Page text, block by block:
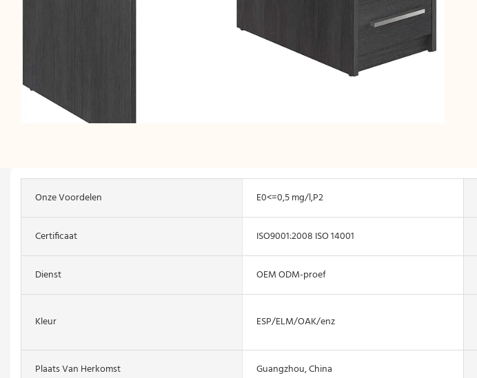
Onze Voordelen E0<=0,5 mg/l,P2
Certificaat ISO9001:2008 ISO 14001
Dienst OEM ODM-proef
Kleur ESP/ELM/OAK/enz
Plaats Van Herkomst Guangzhou, China